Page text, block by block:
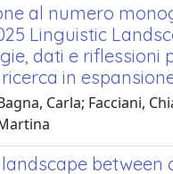
al numero
Linguistic
dati e riflessioni
in
Carla; Facciani,
between